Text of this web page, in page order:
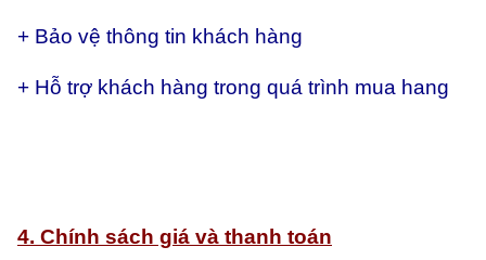
+ Bảo vệ thông tin khách hàng
+ Hỗ trợ khách hàng trong quá trình mua hang
4. Chính sách giá và thanh toán